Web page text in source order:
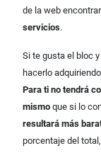
de la web
servicios.
Si te gusta el bloc
hacerlo
Para ti no tendrá
mismo que si lo
resultará más
porcentaje del